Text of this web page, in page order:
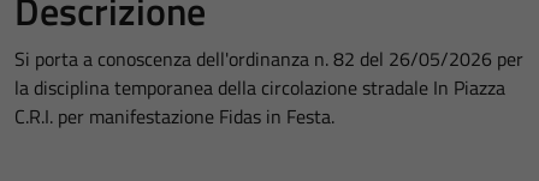
Si porta a conoscenza dell'ordinanza n. 82 del 26/05/2026 per
la disciplina temporanea della circolazione stradale In Piazza
C.R.I. per manifestazione Fidas in Festa.